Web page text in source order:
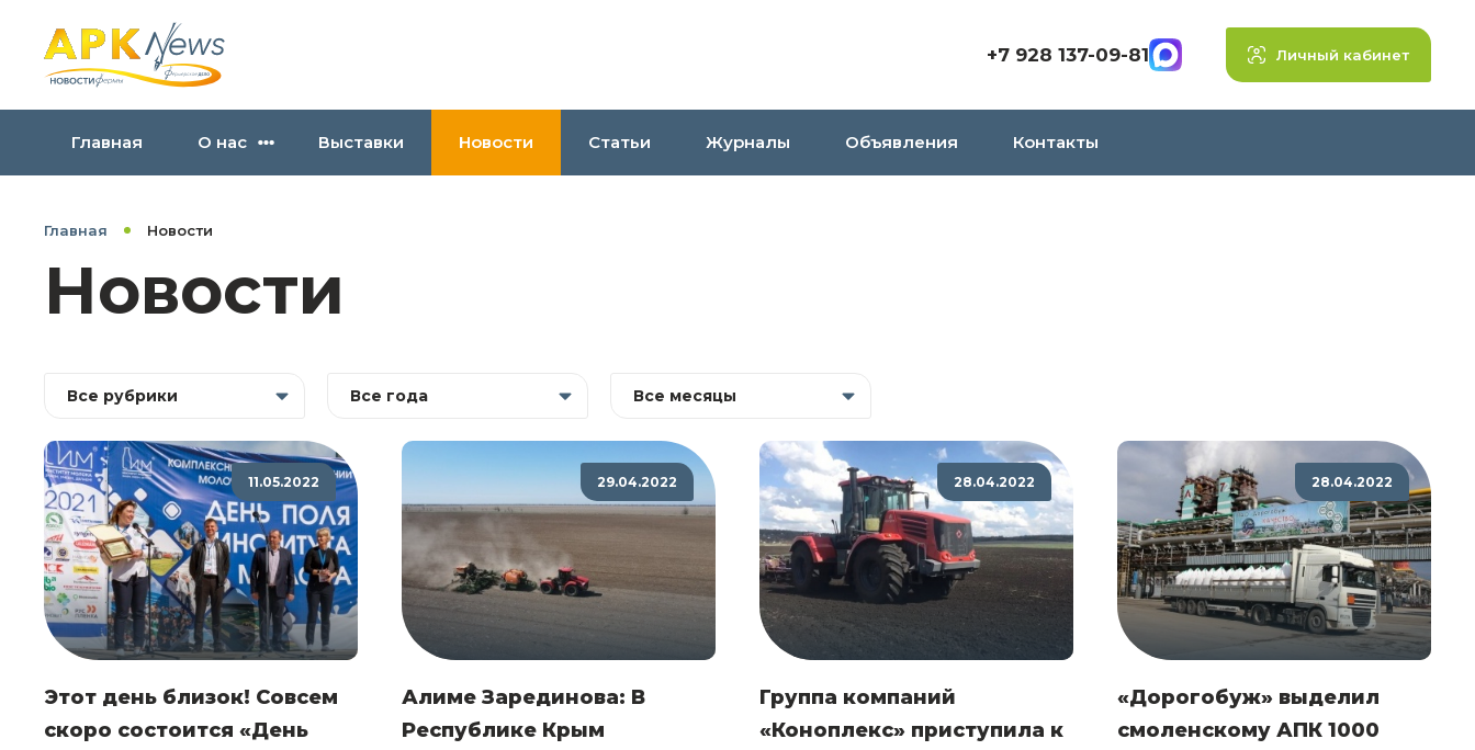
+7 928 137-09-81 Личный кабинет
Главная О нас Выставки Новости Статьи Журналы Объявления Контакты
Главная Новости
Новости
Все рубрики Все года Все месяцы
11.05.2022
Этот день близок! Совсем
скоро состоится «День
29.04.2022
Алиме Зарединова: В
Республике Крым
28.04.2022
Группа компаний
«Коноплекс» приступила к
28.04.2022
«Дорогобуж» выделил
смоленскому АПК 1000